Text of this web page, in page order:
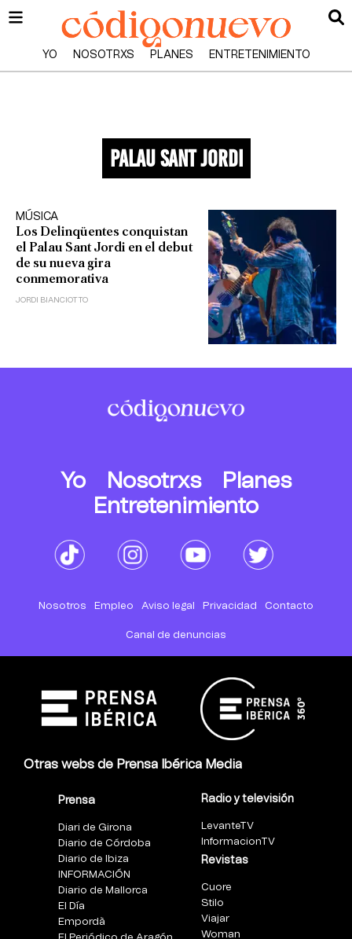
YO NOSOTRXS PLANES ENTRETENIMIENTO
palau sant jordi
MÚSICA
Los Delinqüentes conquistan
el Palau Sant Jordi en el debut
de su nueva gira
conmemorativa
JORDI BIANCIOTTO
Yo Nosotrxs
Planes
Entretenimiento
Nosotros Empleo Aviso legal Privacidad Contacto
Canal de denuncias
Otras webs de Prensa Ibérica Media
Prensa
Diari de Girona
Diario de Córdoba
Diario de Ibiza
INFORMACIÓN
Diario de Mallorca
El Día
Empordà
Radio y televisión
LevanteTV
InformacionTV
Revistas
Cuore
Stilo
Viajar
Woman